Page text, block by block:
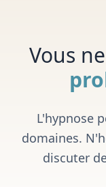
Vous
L'hypnose
domaines.
discuter